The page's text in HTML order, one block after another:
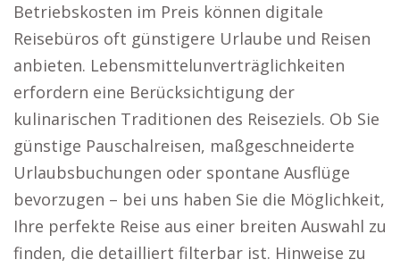
Betriebskosten im Preis können digitale
Reisebüros oft günstigere Urlaube und Reisen
anbieten. Lebensmittelunverträglichkeiten
erfordern eine Berücksichtigung der
kulinarischen Traditionen des Reiseziels. Ob Sie
günstige Pauschalreisen, maßgeschneiderte
Urlaubsbuchungen oder spontane Ausflüge
bevorzugen – bei uns haben Sie die Möglichkeit,
Ihre perfekte Reise aus einer breiten Auswahl zu
finden, die detailliert filterbar ist. Hinweise zu